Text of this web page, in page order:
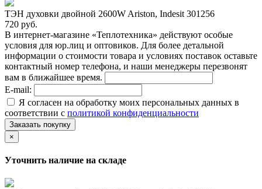
ТЭН духовки двойной 2600W Ariston, Indesit 301256
720 руб.
В интернет-магазине «Теплотехника» действуют особые
условия для юр.лиц и оптовиков. Для более детальной
информации о стоимости товара и условиях поставок оставьте
контактный номер телефона, и наши менеджеры перезвонят
вам в ближайшее время.
E-mail:
Я согласен на обработку моих персональных данных в
соответствии с политикой конфиденциальности
Заказать покупку
×
Уточнить наличие на складе